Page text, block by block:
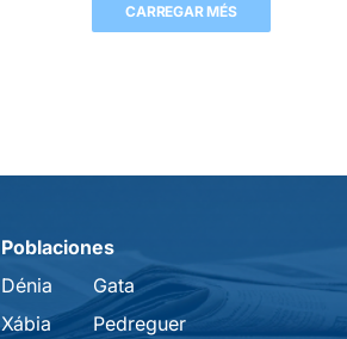
CARREGAR MÉS
Poblaciones
Dénia
Xábia
Gata
Pedreguer